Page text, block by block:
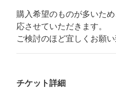
購入希望のものが多いた
応させていただきます。
ご検討のほど宜しくお願い
チケット詳細